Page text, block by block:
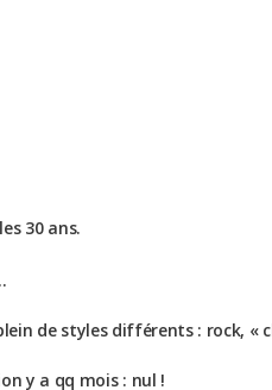
30 ans.
de styles différents : rock, «
y a qq mois : nul !